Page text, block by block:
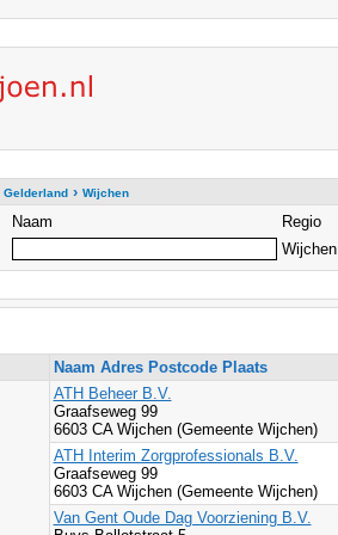
Gelderland› Wijchen
Naam
Regio
Wijchen
Naam Adres Postcode Plaats
ATH Beheer B.V.
Graafseweg 99
6603 CA Wijchen (Gemeente Wijchen)
ATH Interim Zorgprofessionals B.V.
Graafseweg 99
6603 CA Wijchen (Gemeente Wijchen)
Van Gent Oude Dag Voorziening B.V.